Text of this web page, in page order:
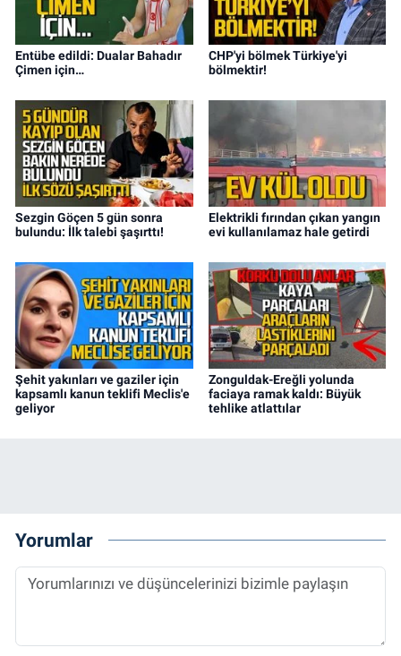
Entübe edildi: Dualar Bahadır
Çimen için…
CHP'yi bölmek Türkiye'yi
bölmektir!
Sezgin Göçen 5 gün sonra
bulundu: İlk talebi şaşırttı!
Elektrikli fırından çıkan yangın
evi kullanılamaz hale getirdi
Şehit yakınları ve gaziler için
kapsamlı kanun teklifi Meclis'e
geliyor
Zonguldak-Ereğli yolunda
faciaya ramak kaldı: Büyük
tehlike atlattılar
Yorumlar